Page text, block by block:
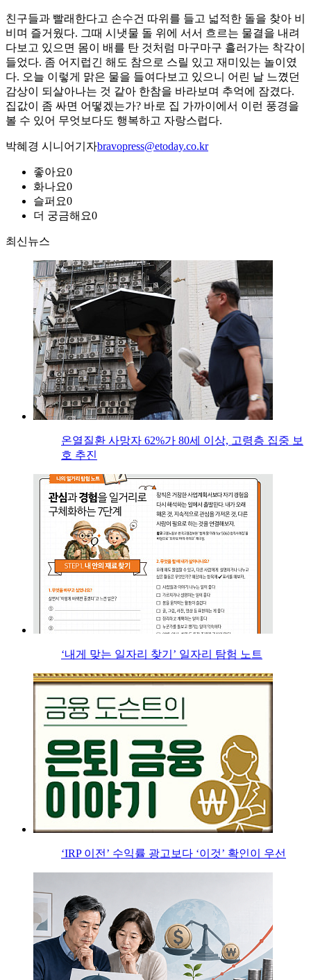
친구들과 빨래한다고 손수건 따위를 들고 넓적한 돌을 찾아 비
비며 즐거웠다. 그때 시냇물 돌 위에 서서 흐르는 물결을 내려
다보고 있으면 몸이 배를 탄 것처럼 마구마구 흘러가는 착각이
들었다. 좀 어지럽긴 해도 참으로 스릴 있고 재미있는 놀이였
다. 오늘 이렇게 맑은 물을 들여다보고 있으니 어린 날 느꼈던
감상이 되살아나는 것 같아 한참을 바라보며 추억에 잠겼다.
집값이 좀 싸면 어떻겠는가? 바로 집 가까이에서 이런 풍경을
볼 수 있어 무엇보다도 행복하고 자랑스럽다.
박혜경 시니어기자bravopress@etoday.co.kr
좋아요0
화나요0
슬퍼요0
더 궁금해요0
최신뉴스
온열질환 사망자 62%가 80세 이상, 고령층 집중 보
호 추진
‘내게 맞는 일자리 찾기’ 일자리 탐험 노트
‘IRP 이전’ 수익률 광고보다 ‘이것’ 확인이 우선